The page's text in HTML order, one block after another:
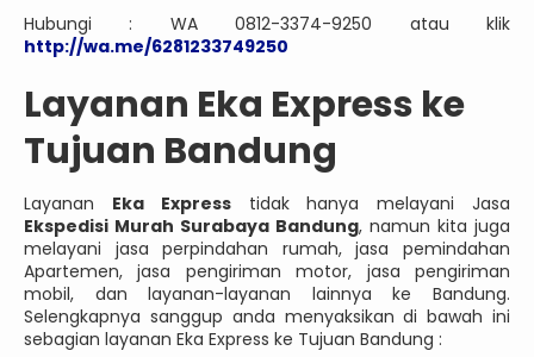
Hubungi : WA 0812-3374-9250 atau klik
http://wa.me/6281233749250
Layanan Eka Express ke
Tujuan Bandung
Layanan Eka Expresstidak hanya melayani Jasa
Ekspedisi Murah Surabaya Bandung, namun kita juga
melayani jasa perpindahan rumah, jasa pemindahan
Apartemen, jasa pengiriman motor, jasa pengiriman
mobil, dan layanan-layanan lainnya ke Bandung.
Selengkapnya sanggup anda menyaksikan di bawah ini
sebagian layanan Eka Express ke Tujuan Bandung :